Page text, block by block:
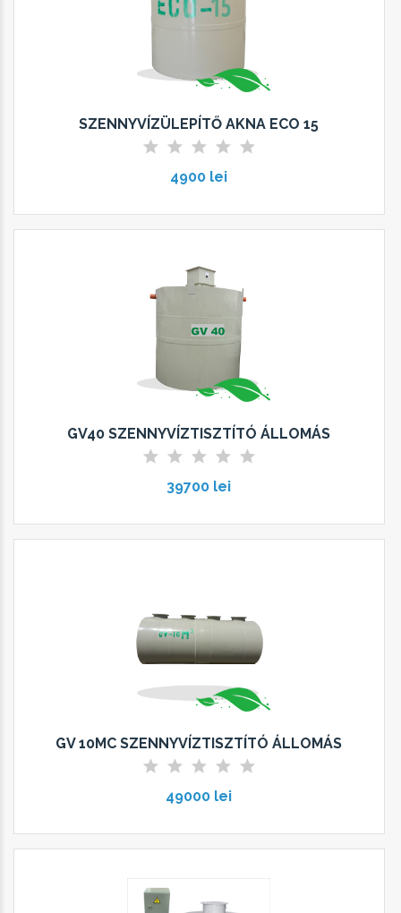
SZENNYVÍZÜLEPÍTŐ AKNA ECO 15
4900 lei
GV40 SZENNYVÍZTISZTÍTÓ ÁLLOMÁS
39700 lei
GV 10MC SZENNYVÍZTISZTÍTÓ ÁLLOMÁS
49000 lei